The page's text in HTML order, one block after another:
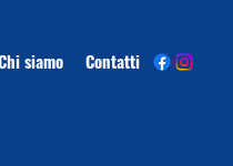
siamo Contatti